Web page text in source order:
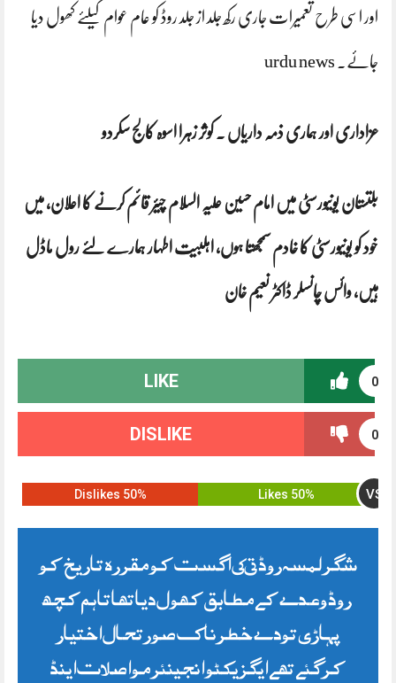
اور اسی طرح تعمیرات جاری رکھ جلد از جلد روڈ کو عام عوام کیلئے کھول دیا
جائے۔ urdu news
عزاداری اور ہماری ذمہ داریاں . کوثر زہرا اسوہ کالج سکردو
بلتستان یونیورسٹی میں امام حسین علیہ السلام چیئر قائم کرنے کا اعلان، میں
خود کو یونیورسٹی کا خادم سمجھتا ہوں، اہلبیت اطہار ہمارے لئے رول ماڈل
ہیں، وائس چانسلر ڈاکٹر نعیم خان
0
LIKE
0
DISLIKE
50% Likes VS
50% Dislikes
شگر لمسہ روڈ 14 اگست کو مقررہ تاریخ کو
روڈ وعدے کے مطابق کھول دیا تھا تاہم کچھ
پہاڑی تودے خطرناک صورتحال اختیار
کرگئے تھے ایگزیکٹو انجینئر مواصلات اینڈ